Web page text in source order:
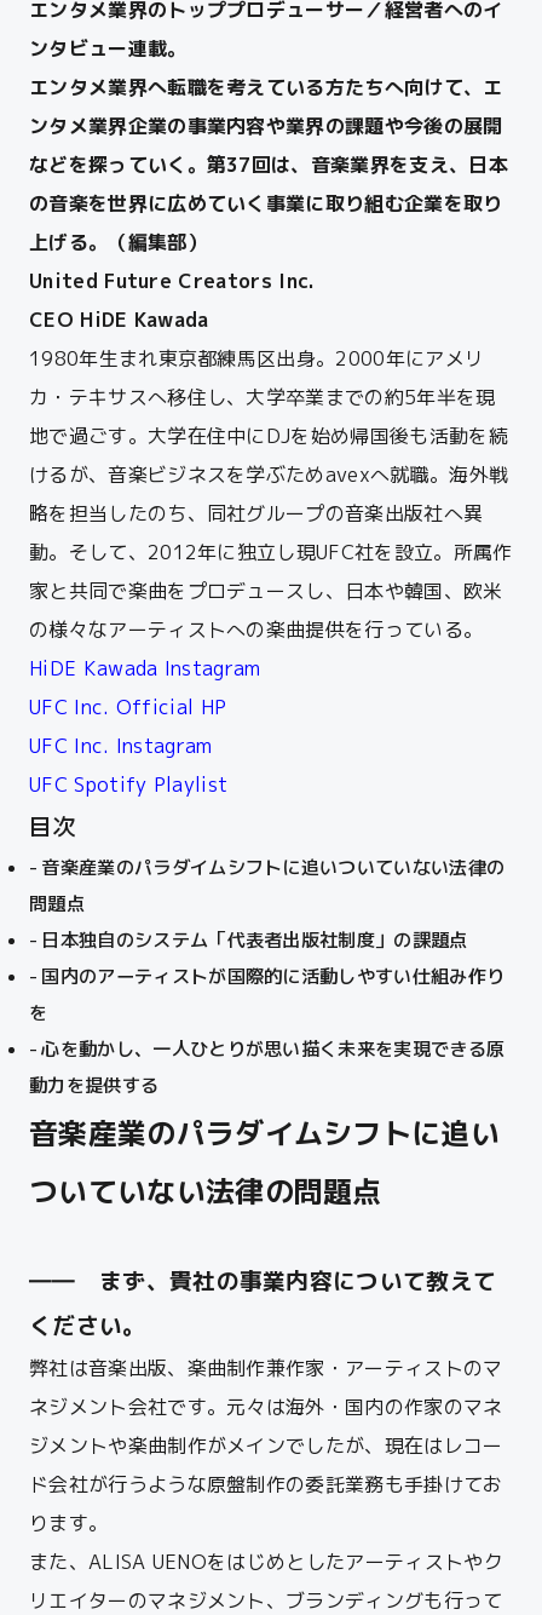
エンタメ業界のトッププロデューサー／経営者へのイ
ンタビュー連載。
エンタメ業界へ転職を考えている方たちへ向けて、エ
ンタメ業界企業の事業内容や業界の課題や今後の展開
などを探っていく。 第37回は、音楽業界を支え、日本
の音楽を世界に広めていく事業に取り組む企業を取り
上げる。（編集部）
United Future Creators Inc.
CEO HiDE Kawada
1980年生まれ東京都練馬区出身。 2000年にアメリ
カ・テキサスへ移住し、大学卒業までの約5年半を現
地で過ごす。 大学在住中にDJを始め帰国後も活動を続
けるが、音楽ビジネスを学ぶためavexへ就職。海外戦
略を担当したのち、同社グループの音楽出版社へ異
動。 そして、2012年に独立し現UFC社を設立。所属作
家と共同で楽曲をプロデュースし、 日本や韓国、欧米
の様々なアーティストへの楽曲提供を行っている。
HiDE Kawada Instagram
UFC Inc. Official HP
UFC Inc. Instagram
UFC Spotify Playlist
目次
音楽産業のパラダイムシフトに追いついていない法律の
問題点
日本独自のシステム「代表者出版社制度」の課題点
国内のアーティストが国際的に活動しやすい仕組み作り
を
心を動かし、一人ひとりが思い描く未来を実現できる原
動力を提供する
音楽産業のパラダイムシフトに追い
ついていない法律の問題点
―― まず、貴社の事業内容について教えて
ください。
弊社は音楽出版、楽曲制作兼作家・アーティストのマ
ネジメント会社です。 元々は海外・国内の作家のマネ
ジメントや楽曲制作がメインでしたが、現在はレコー
ド会社が行うような原盤制作の委託業務も手掛けてお
ります。
また、 ALISA UENOをはじめとしたアーティストやク
リエイターのマネジメント、ブランディングも行って